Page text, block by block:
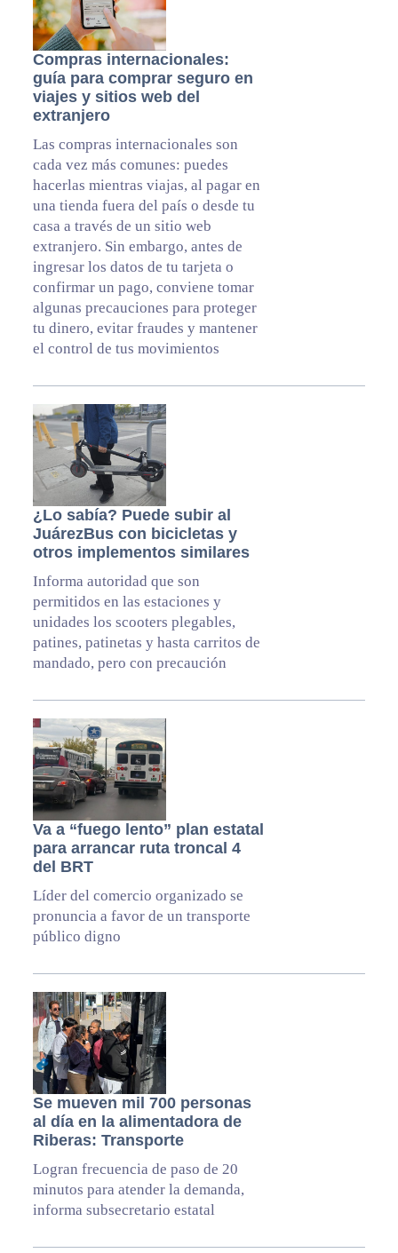
Compras internacionales:
guía para comprar seguro en
viajes y sitios web del
extranjero
Las compras internacionales son
cada vez más comunes: puedes
hacerlas mientras viajas, al pagar en
una tienda fuera del país o desde tu
casa a través de un sitio web
extranjero. Sin embargo, antes de
ingresar los datos de tu tarjeta o
confirmar un pago, conviene tomar
algunas precauciones para proteger
tu dinero, evitar fraudes y mantener
el control de tus movimientos
¿Lo sabía? Puede subir al
JuárezBus con bicicletas y
otros implementos similares
Informa autoridad que son
permitidos en las estaciones y
unidades los scooters plegables,
patines, patinetas y hasta carritos de
mandado, pero con precaución
Va a “fuego lento” plan estatal
para arrancar ruta troncal 4
del BRT
Líder del comercio organizado se
pronuncia a favor de un transporte
público digno
Se mueven mil 700 personas
al día en la alimentadora de
Riberas: Transporte
Logran frecuencia de paso de 20
minutos para atender la demanda,
informa subsecretario estatal